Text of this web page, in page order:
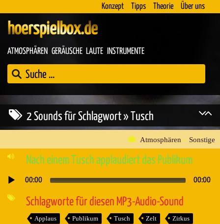
Konzept Tipps Theorie Über uns
hoerspielbox.de
ATMOSPHÄREN GERÄUSCHE LAUTE INSTRUMENTE
2 Sounds für Schlagwort » Tusch
Atmosphären » Sonstige
Nach einem Tusch applaudiert das Publikum
Audio-
00:00 00:00
Schlagworte für diesen MP3-Audio-Sound
Applaus Publikum Tusch Zelt Zirkus